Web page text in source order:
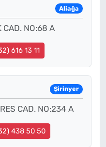
Aliağa
CAD. NO:68 A
616 13 11
Şirinyer
CAD. NO:234 A
438 50 50